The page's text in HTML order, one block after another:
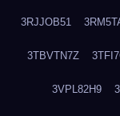
3RJJOB51
3TBVTN7Z
3VPL82H9